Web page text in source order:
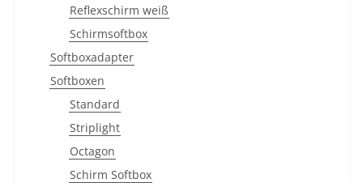
Reflexschirm weiß
Schirmsoftbox
Softboxadapter
Softboxen
Standard
Striplight
Octagon
Schirm Softbox